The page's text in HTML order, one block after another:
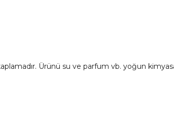
Ürünü su ve parfum vb. yoğun